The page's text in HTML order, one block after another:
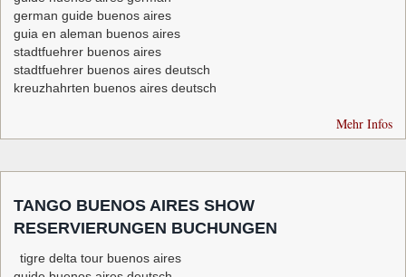
german guide buenos aires
guia en aleman buenos aires
stadtfuehrer buenos aires
stadtfuehrer buenos aires deutsch
kreuzhahrten buenos aires deutsch
Mehr Infos
TANGO BUENOS AIRES SHOW
RESERVIERUNGEN BUCHUNGEN
tigre delta tour buenos aires